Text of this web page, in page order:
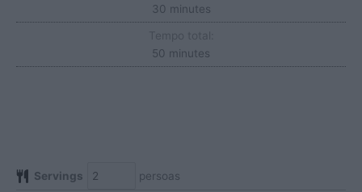
30 minutes
minutes
50 minutes
minutes
Servings persoas